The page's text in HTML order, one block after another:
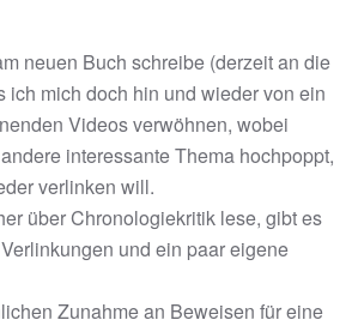
neuen Buch schreibe (derzeit an die
ich mich doch hin und wieder von ein
Videos verwöhnen, wobei
interessante Thema hochpoppt,
verlinken will.
über Chronologiekritik lese, gibt es
und ein paar eigene
Zunahme an Beweisen für eine